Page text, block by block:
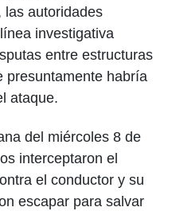
las autoridades
investigativa
entre estructuras
presuntamente habría
ataque.
del miércoles 8 de
interceptaron el
el conductor y su
escapar para salvar